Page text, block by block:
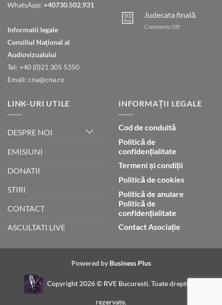
WhatsApp: +40730.502.931
Informatii legale
Consiliul Naţional al
Audiovizualului
Tel: +40 (0)21 305 5350
Email: cna@cna.ro
cu
Dumnezeu
prin
03
Aug
Judecata finală
Comments Offon
LINK-URI UTILE
DESPRE NOI
EMISIUNI
DONATII
STIRI
CONTACT
ASCULTATI LIVE
INFORMAȚII LEGALE
Cod de conduită
Politică de
confidențialitate
Termeni și condiții
Politică de cookies
Politică de anulare
Politică de
confidențialitate
Contact Asociație
Powered by Business Plus
Copyright 2026 © RVE Bucuresti. Toate drepturile
rezervate.